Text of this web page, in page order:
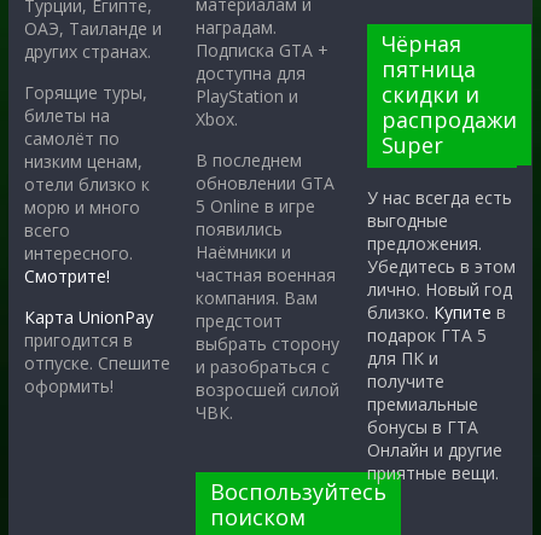
Турции, Египте,
ОАЭ, Таиланде и
других странах.
Горящие туры,
билеты на
самолёт по
низким ценам,
отели близко к
морю и много
всего
интересного.
Смотрите!
Карта UnionPay
пригодится в
отпуске. Спешите
оформить!
наградам.
Подписка GTA +
доступна для
PlayStation и
Xbox.
В последнем
обновлении GTA
5 Online в игре
появились
Наёмники и
частная военная
компания. Вам
предстоит
выбрать сторону
и разобраться с
возросшей силой
ЧВК.
Воспользуйтесь
поиском
Чёрная
пятница
скидки и
распродажи
Super
У нас всегда есть
выгодные
предложения.
Убедитесь в этом
лично. Новый год
близко. Купите в
подарок ГТА 5
для ПК и
получите
премиальные
бонусы в ГТА
Онлайн и другие
приятные вещи.